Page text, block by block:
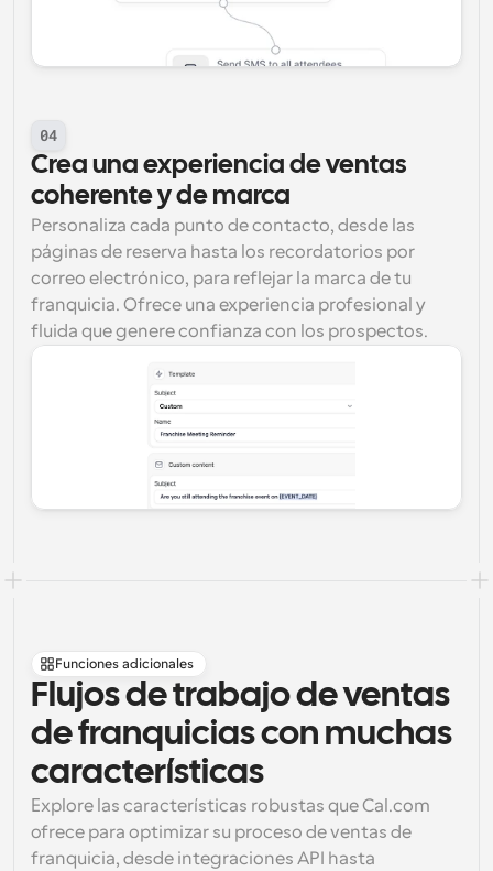
04
Crea una experiencia de ventas
coherente y de marca
Personaliza cada punto de contacto, desde las
páginas de reserva hasta los recordatorios por
correo electrónico, para reflejar la marca de tu
franquicia. Ofrece una experiencia profesional y
fluida que genere confianza con los prospectos.
Funciones adicionales
Flujos de trabajo de ventas
de franquicias con muchas
características
Explore las características robustas que Cal.com
ofrece para optimizar su proceso de ventas de
franquicia, desde integraciones API hasta